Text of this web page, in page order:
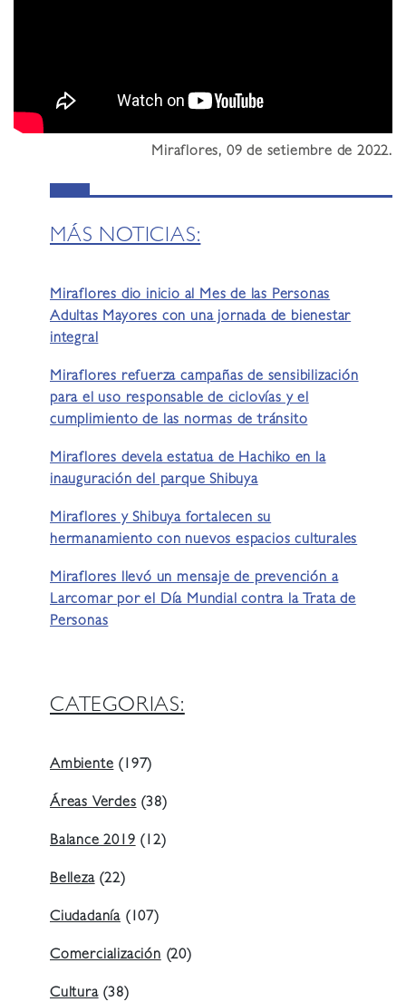
Miraflores, 09 de setiembre de 2022.
MÁS NOTICIAS:
Miraflores dio inicio al Mes de las Personas
Adultas Mayores con una jornada de bienestar
integral
Miraflores refuerza campañas de sensibilización
para el uso responsable de ciclovías y el
cumplimiento de las normas de tránsito
Miraflores devela estatua de Hachiko en la
inauguración del parque Shibuya
Miraflores y Shibuya fortalecen su
hermanamiento con nuevos espacios culturales
Miraflores llevó un mensaje de prevención a
Larcomar por el Día Mundial contra la Trata de
Personas
CATEGORIAS:
Ambiente (197)
Áreas Verdes (38)
Balance 2019 (12)
Belleza(22)
Ciudadanía (107)
Comercialización (20)
Cultura(38)